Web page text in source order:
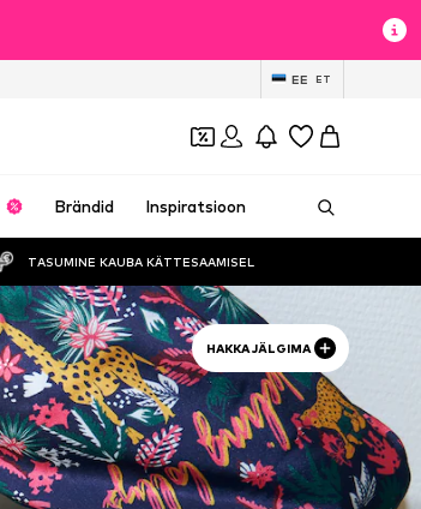
EE ET
Brändid Inspiratsioon
TASUMINE KAUBA KÄTTESAAMISEL
HAKKA JÄLGIMA